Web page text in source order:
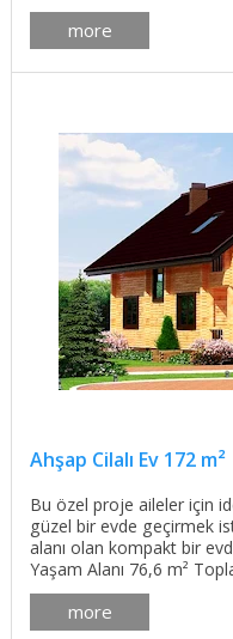
more
Ahşap Cilalı Ev 172 m²
Bu özel proje aileler için
güzel bir evde geçirmek
alanı olan kompakt bir
Yaşam Alanı 76,6 m²
more